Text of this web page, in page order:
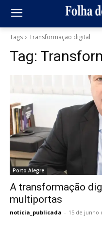
Tags Transformação digital
Tag:
Porto Alegre
A transformação
multiportas
noticia_publicada - 15 de junho